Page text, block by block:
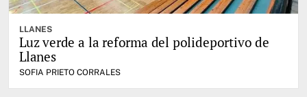
LLANES
Luz verde a la reforma del polideportivo de
Llanes
SOFIA PRIETO CORRALES